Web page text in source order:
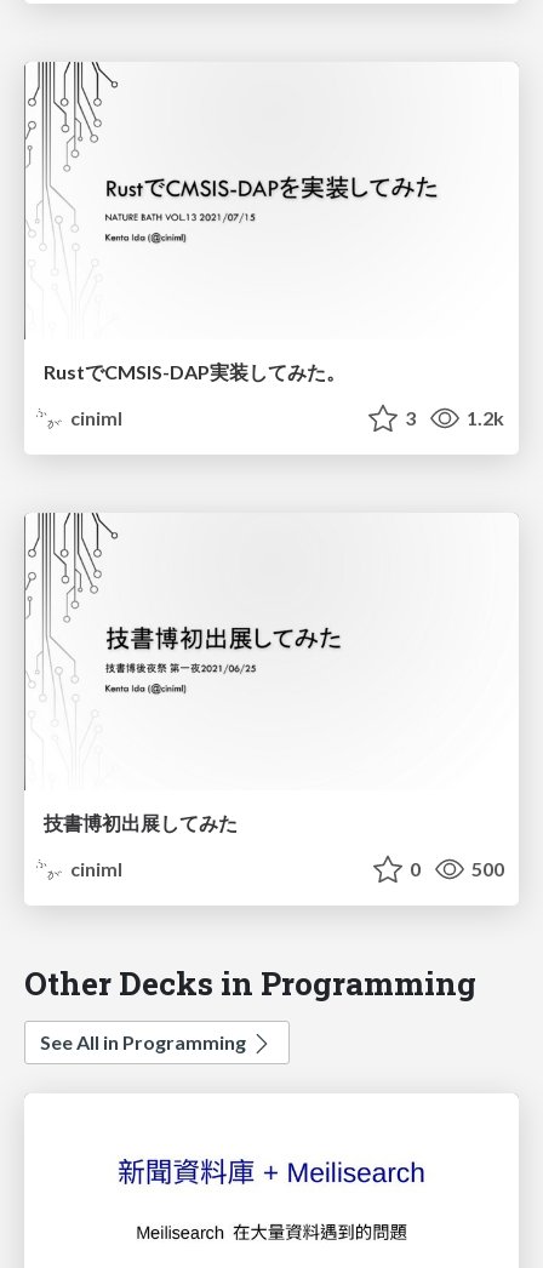
RustでCMSIS-DAP実装してみた。
ciniml
3 1.2k
技書博初出展してみた
ciniml
0 500
Other Decks in Programming
See All in Programming